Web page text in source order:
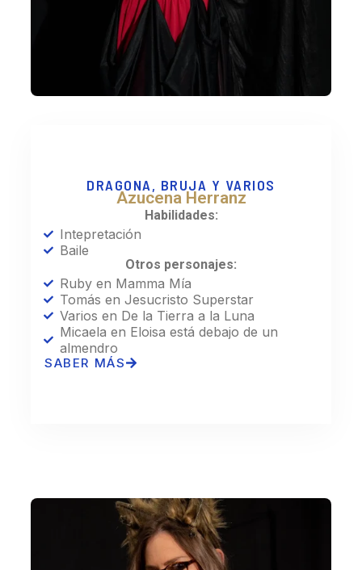
DRAGONA, BRUJA Y VARIOS
Azucena Herranz
Habilidades:
Intepretación
Baile
Otros personajes:
Ruby en Mamma Mía
Tomás en Jesucristo Superstar
Varios en De la Tierra a la Luna
Micaela en Eloisa está debajo de un
almendro
SABER MÁS